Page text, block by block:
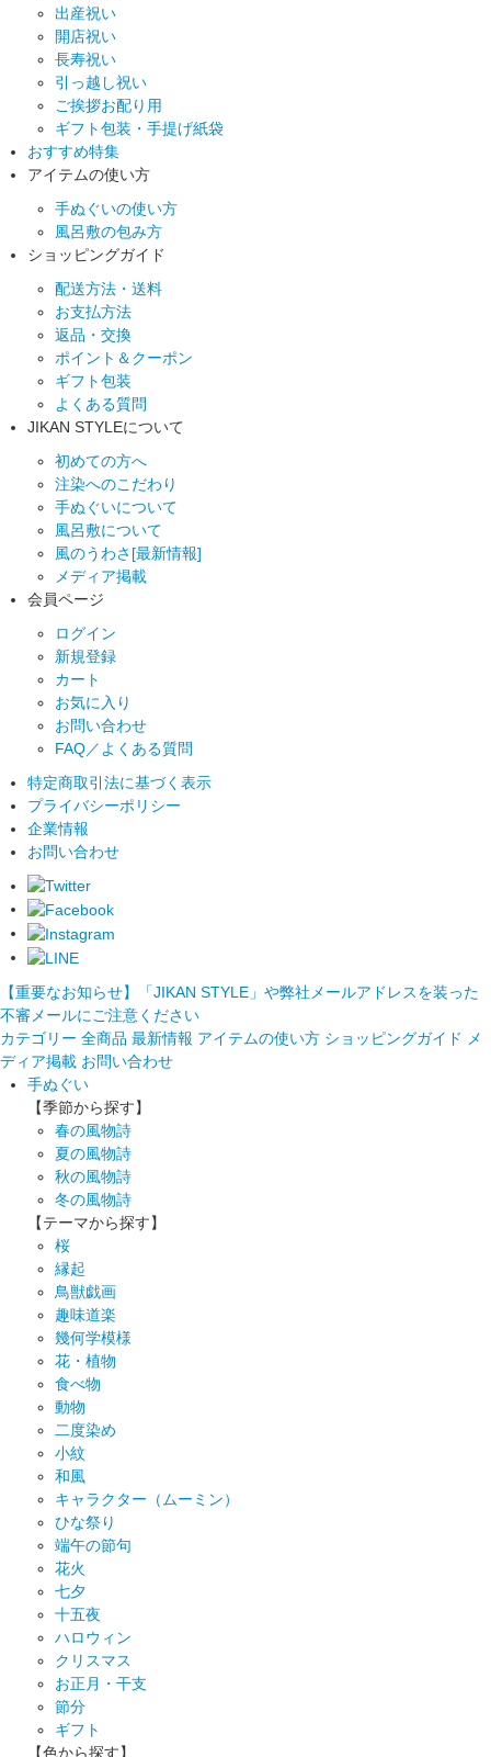
出産祝い
開店祝い
長寿祝い
引っ越し祝い
ご挨拶お配り用
ギフト包装・手提げ紙袋
おすすめ特集
アイテムの使い方
手ぬぐいの使い方
風呂敷の包み方
ショッピングガイド
配送方法・送料
お支払方法
返品・交換
ポイント＆クーポン
ギフト包装
よくある質問
JIKAN STYLEについて
初めての方へ
注染へのこだわり
手ぬぐいについて
風呂敷について
風のうわさ[最新情報]
メディア掲載
会員ページ
ログイン
新規登録
カート
お気に入り
お問い合わせ
FAQ／よくある質問
特定商取引法に基づく表示
プライバシーポリシー
企業情報
お問い合わせ
【重要なお知らせ】「JIKAN STYLE」や弊社メールアドレスを装った
不審メールにご注意ください
カテゴリー 全商品 最新情報 アイテムの使い方 ショッピングガイド
メ
ディア掲載 お問い合わせ
手ぬぐい
【季節から探す】
春の風物詩
夏の風物詩
秋の風物詩
冬の風物詩
【テーマから探す】
桜
縁起
鳥獣戯画
趣味道楽
幾何学模様
花・植物
食べ物
動物
二度染め
小紋
和風
キャラクター（ムーミン）
ひな祭り
端午の節句
花火
七夕
十五夜
ハロウィン
クリスマス
お正月・干支
節分
ギフト
【色から探す】